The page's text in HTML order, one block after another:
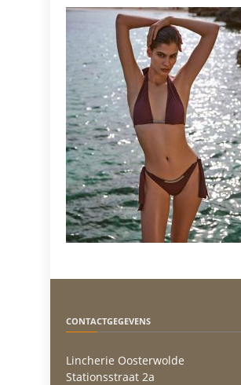
CONTACTGEGEVENS
Lincherie Oosterwolde
Stationsstraat 2a